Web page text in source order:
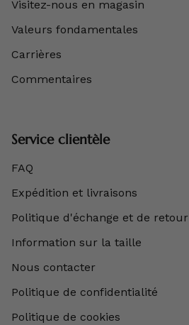
Visitez-nous en magasin
Valeurs fondamentales
Carrières
Commentaires
Service clientèle
FAQ
Expédition et livraisons
Politique d'échange et de retour
Information sur la taille
Nous contacter
Politique de confidentialité
Politique de cookies